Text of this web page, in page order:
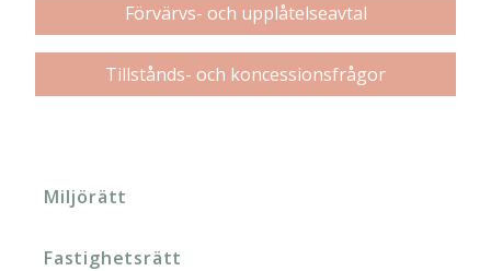
Förvärvs- och upplåtelseavtal
Tillstånds- och koncessionsfrågor
Miljörätt
Fastighetsrätt